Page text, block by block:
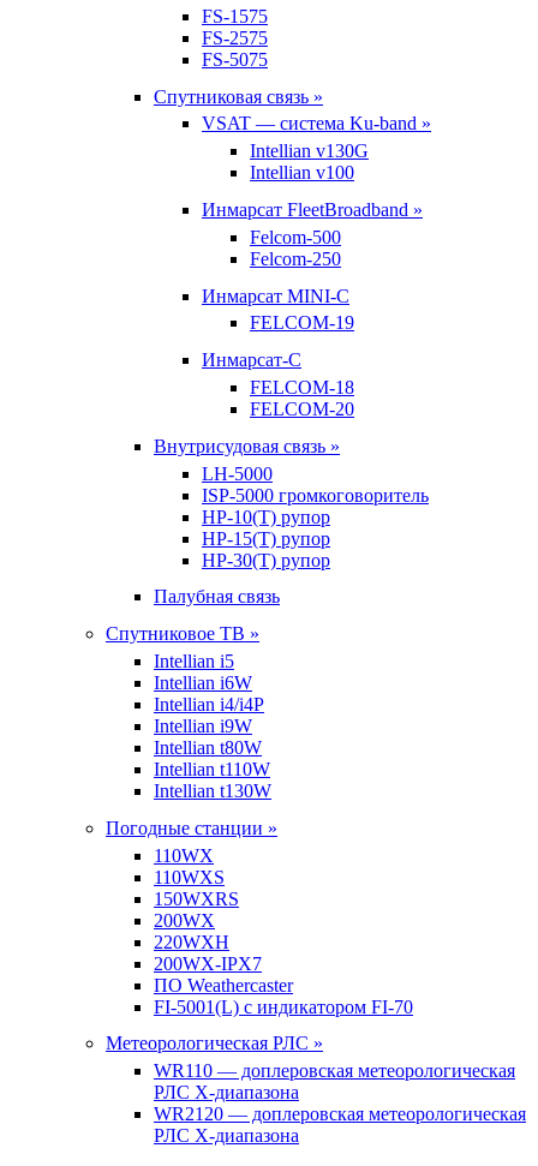
FS-1575
FS-2575
FS-5075
Спутниковая связь »
VSAT — система Ku-band »
Intellian v130G
Intellian v100
Инмарсат FleetBroadband »
Felcom-500
Felcom-250
Инмарсат MINI-C
FELCOM-19
Инмарсат-С
FELCOM-18
FELCOM-20
Внутрисудовая связь »
LH-5000
ISP-5000 громкоговоритель
HP-10(T) рупор
HP-15(T) рупор
HP-30(T) рупор
Палубная связь
Спутниковое ТВ »
Intellian i5
Intellian i6W
Intellian i4/i4P
Intellian i9W
Intellian t80W
Intellian t110W
Intellian t130W
Погодные станции »
110WX
110WXS
150WXRS
200WX
220WXH
200WX-IPX7
ПО Weathercaster
FI-5001(L) с индикатором FI-70
Метеорологическая РЛС »
WR110 — доплеровская метеорологическая
РЛС X-диапазона
WR2120 — доплеровская метеорологическая
РЛС X-диапазона